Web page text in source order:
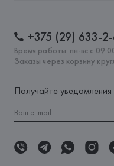
+375 (29) 633-
Время работы: пн-вс с
Заказы через корзину
Получайте